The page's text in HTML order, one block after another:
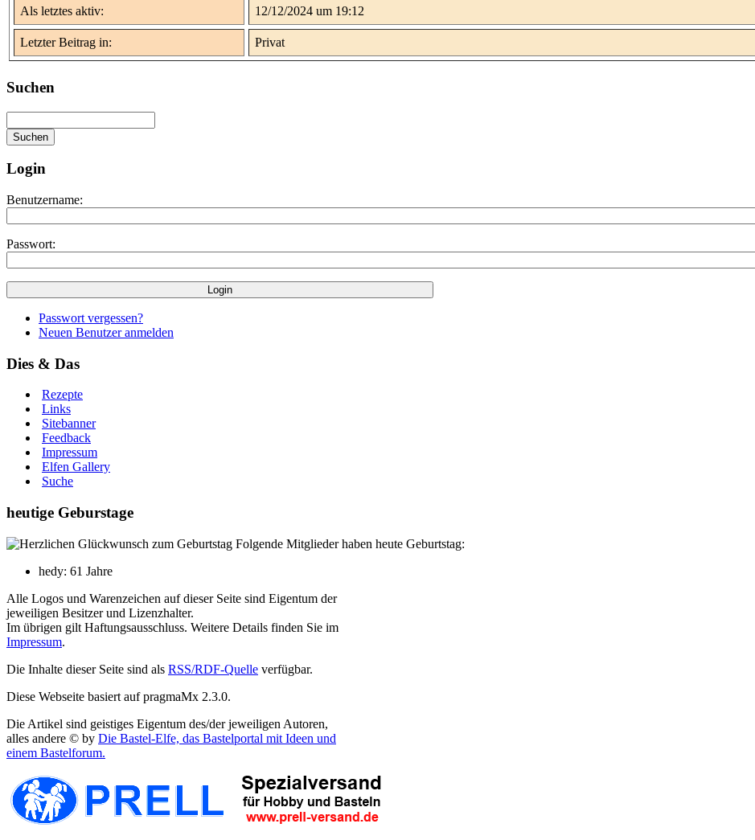
Als letztes aktiv: 12/12/2024 um 19:12
Letzter Beitrag in: Privat
Suchen
Login
Benutzername:
Passwort:
Passwort vergessen?
Neuen Benutzer anmelden
Dies & Das
Rezepte
Links
Sitebanner
Feedback
Impressum
Elfen Gallery
Suche
heutige Geburstage
Folgende Mitglieder haben heute Geburtstag:
hedy: 61 Jahre
Alle Logos und Warenzeichen auf dieser Seite sind Eigentum der
jeweiligen Besitzer und Lizenzhalter.
Im übrigen gilt Haftungsausschluss. Weitere Details finden Sie im
Impressum.
Die Inhalte dieser Seite sind als RSS/RDF-Quelle verfügbar.
Diese Webseite basiert auf pragmaMx 2.3.0.
Die Artikel sind geistiges Eigentum des/der jeweiligen Autoren,
alles andere © by Die Bastel-Elfe, das Bastelportal mit Ideen und
einem Bastelforum.